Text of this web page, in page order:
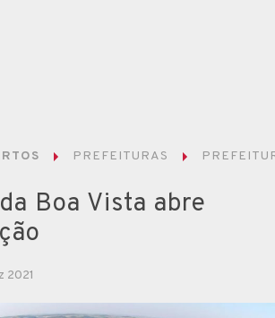
PREFEITURAS
Boa Vista abre
2021